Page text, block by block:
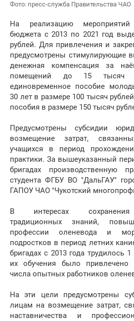
Фото: пресс-служба Правительства ЧАО
На реализацию
бюджета с 2013 по 2021 год
рублей. Для привлечения и
предусмотрены стимулирующие
денежная компенсация за
помещений до 15 тысяч
единовременное пособие
30 лет в размере 100 тысяч
пособия в размере 150 тысяч
Предусмотрены субсидии
возмещение затрат,
учащихся в период
практики. За вышеуказанный
бригадах производственную
студента ФГБУ ВО "ДальГАУ"
ГАПОУ ЧАО "Чукотский
В интересах сохранения
традиционных знаний,
профессии оленевода и
подростков в период летних
бригадах с 2013 года трудилось
их обучения было привлечено
числа опытных работников
На эти цели предусмотрены
лицам на возмещение затрат,
наставничества и